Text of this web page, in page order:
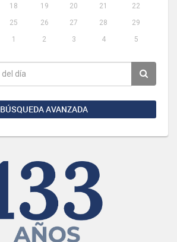
18 19 20 21
22
25 26 27 28
29
1 2 3 4 5
BÚSQUEDA AVANZADA